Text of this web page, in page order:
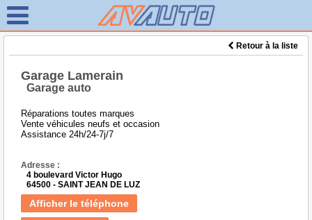
Retour à la liste
Garage Lamerain
Garage auto
Réparations toutes marques
Vente véhicules neufs et occasion
Assistance 24h/24-7j/7
Adresse :
4 boulevard Victor Hugo
64500 - SAINT JEAN DE LUZ
Afficher le téléphone